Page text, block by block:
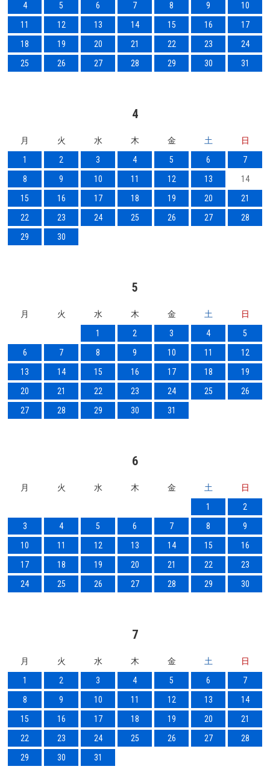
4
5 6 7 8 9
10
11
12 13 14 15 16
17
18
19 20 21 22 23
24
25
26 27 28 29 30 31
4
月 火 水 木 金 土
日
1
2 3 4 5 6
7
8
9 10 11 12 13
14
15
16 17 18 19 20
21
22
23 24 25 26 27
28
29
30
5
月 火 水 木 金 土
日
1
2 3 4
5
6
7 8 9 10 11
12
13
14 15 16 17 18
19
20
21 22 23 24 25
26
27
28 29 30 31
6
月 火 水 木 金 土
日
1
2
3
4 5 6 7 8
9
10
11 12 13 14 15
16
17
18 19 20 21 22
23
24
25 26 27 28 29 30
7
月 火 水 木 金 土
日
1
2 3 4 5 6
7
8
9 10 11 12 13
14
15
16 17 18 19 20
21
22
23 24 25 26 27
28
29
30 31